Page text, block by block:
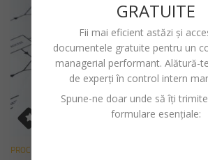
PROCEDURI
GRATUITE
Fii mai eficient astăzi și
documentele gratuite pentru un
managerial performant. Alătură-
de experți în control intern
Spune-ne doar unde să îți
formulare esențiale: